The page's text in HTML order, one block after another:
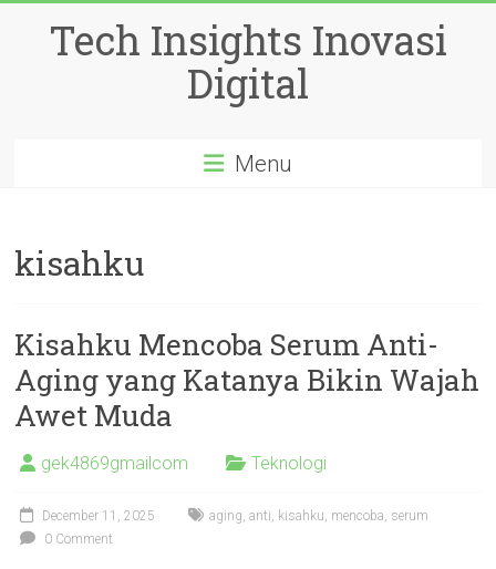
contentTech Insights Inovasi
Digital
Menu
kisahku
Kisahku Mencoba Serum Anti-
Aging yang Katanya Bikin Wajah
Awet Muda
gek4869gmailcom Teknologi
December 11, 2025 aging,anti, kisahku, mencoba, serum
0 Comment